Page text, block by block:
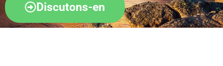
Discutons-en